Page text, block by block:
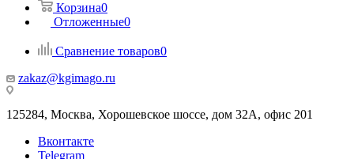
Корзина0
Отложенные0
Сравнение товаров0
zakaz@kgimago.ru
125284, Москва, Хорошевское шоссе, дом 32А, офис 201
Вконтакте
Telegram